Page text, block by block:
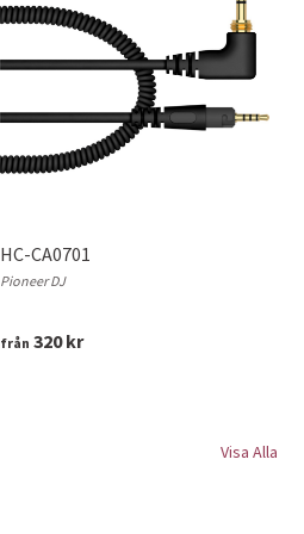
HC-CA0701
Pioneer DJ
från 320 kr
Visa Alla